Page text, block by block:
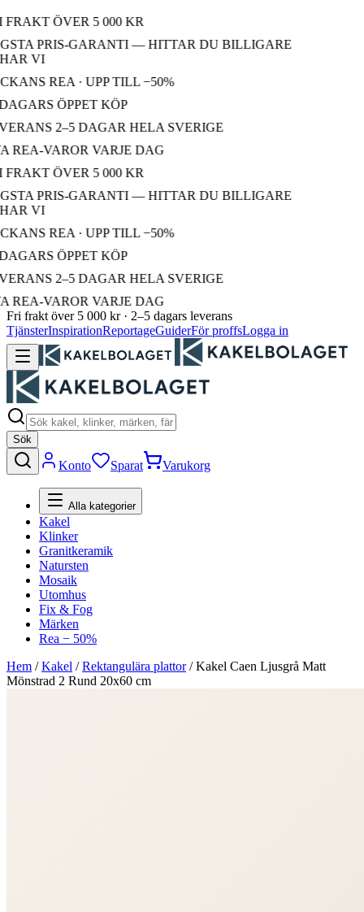
ÖVER 5 000 KR
PRIS-GARANTI — HITTAR DU BILLIGARE
VI
REA · UPP TILL −50%
ÖPPET KÖP
2–5 DAGAR HELA SVERIGE
REA-VAROR VARJE DAG
ÖVER 5 000 KR
PRIS-GARANTI — HITTAR DU BILLIGARE
VI
REA · UPP TILL −50%
ÖPPET KÖP
2–5 DAGAR HELA SVERIGE
REA-VAROR VARJE DAG
Fri frakt över 5 000 kr · 2–5 dagars leverans
TjänsterInspirationReportageGuiderFör proffsLogga in
Sök
Konto Sparat Varukorg
Alla kategorier
Kakel
Klinker
Granitkeramik
Natursten
Mosaik
Utomhus
Fix & Fog
Märken
Rea − 50%
Hem /Kakel /Rektangulära plattor/Kakel Caen Ljusgrå Matt
Mönstrad 2 Rund 20x60 cm